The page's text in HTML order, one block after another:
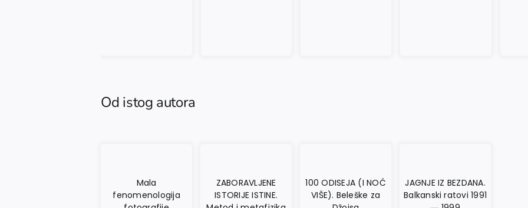
Od istog autora
Mala
fenomenologija
ZABORAVLJENE
ISTORIJE ISTINE.
100 ODISEJA (I NOĆ
VIŠE). Beleške za
JAGNJE IZ BEZDANA.
Balkanski ratovi 1991